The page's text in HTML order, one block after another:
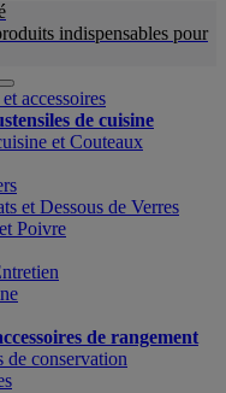
indispensables pour
accessoires
de cuisine
et Couteaux
et Dessous de Verres
Poivre
de rangement
de conservation